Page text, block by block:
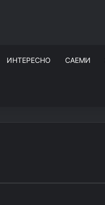
ИНТЕРЕСНО САЕМИ